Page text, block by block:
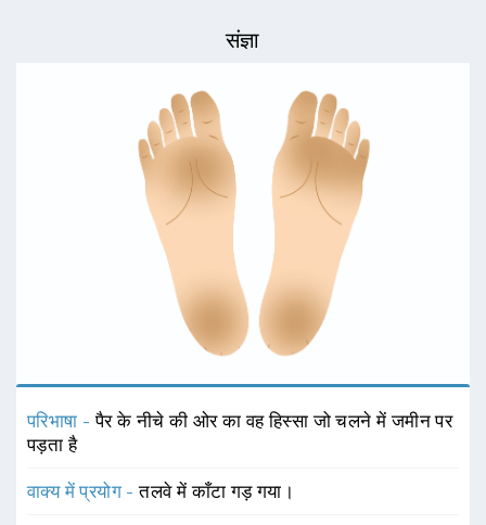
संज्ञा
परिभाषा -पैर के नीचे की ओर का वह हिस्सा जो चलने में जमीन पर
पड़ता है
वाक्य में प्रयोग -तलवे में काँटा गड़ गया।